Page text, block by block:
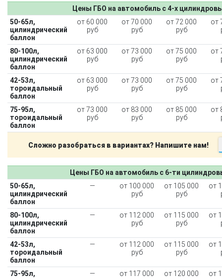
Цены ГБО на автомобиль с 4-х
50-65л,
цилиндрический
баллон
от 60 000
руб
от 70 000
руб
от 72 000
руб
от
80-100л,
цилиндрический
баллон
от 63 000
руб
от 73 000
руб
от 75 000
руб
от
42-53л,
тороидальный
баллон
от 63 000
руб
от 73 000
руб
от 75 000
руб
от
75-95л,
тороидальный
баллон
от 73 000
руб
от 83 000
руб
от 85 000
руб
от
Сложно разобраться в вариантах? Напишите нам!
Цены ГБО на автомобиль с 6-ти
50-65л,
цилиндрический
баллон
—
от 100 000
руб
от 105 000
руб
от
80-100л,
цилиндрический
баллон
—
от 112 000
руб
от 115 000
руб
от
42-53л,
тороидальный
баллон
—
от 112 000
руб
от 115 000
руб
от
75-95л,
—
от 117 000
от 120 000
от